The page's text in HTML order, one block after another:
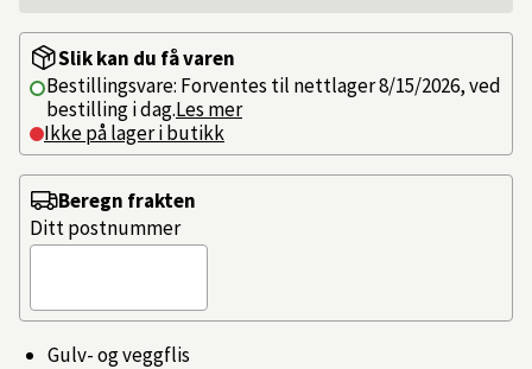
Slik kan du få varen
Bestillingsvare: Forventes til nettlager 8/15/2026, ved
bestilling i dag.Les mer
Ikke på lager i butikk
Gulv- og veggflis
Beregn frakten
Ditt postnummer